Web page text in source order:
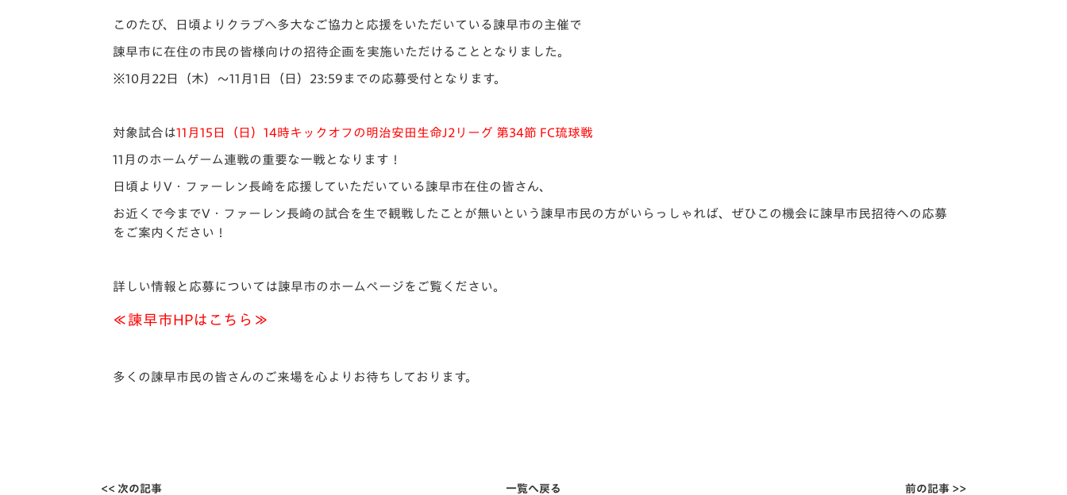
チームスケジュール
クラブハウス（練習
応援メディア
ホームタウン活動
ォーム入場）
このたび、日頃よりクラブへ多大なご協力と応援をいただいている諫早市の主催で
諫早市に在住の市民の皆様向けの招待企画を実施いただけることとなりました。
※10月22日（木）～11月1日（日）23:59までの応募受付となります。
対象試合は11月15日（日）14時キックオフの明治安田生命J2リーグ 第34節 FC琉球戦
11月のホームゲーム連戦の重要な一戦となります！
日頃よりV・ファーレン長崎を応援していただいている諫早市在住の皆さん、
お近くで今までV・ファーレン長崎の試合を生で観戦したことが無いという諫早市民の方がいらっしゃれば、ぜひこの機会に諫早市民招待への応募
をご案内ください！
詳しい情報と応募については諫早市のホームページをご覧ください。
≪諫早市HPはこちら≫
多くの諫早市民の皆さんのご来場を心よりお待ちしております。
<< 次の記事 一覧へ戻る 前の記事 >>